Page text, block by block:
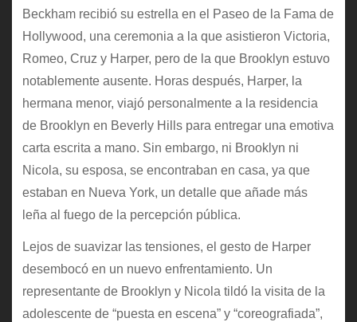
Beckham recibió su estrella en el Paseo de la Fama de
Hollywood, una ceremonia a la que asistieron Victoria,
Romeo, Cruz y Harper, pero de la que Brooklyn estuvo
notablemente ausente. Horas después, Harper, la
hermana menor, viajó personalmente a la residencia
de Brooklyn en Beverly Hills para entregar una emotiva
carta escrita a mano. Sin embargo, ni Brooklyn ni
Nicola, su esposa, se encontraban en casa, ya que
estaban en Nueva York, un detalle que añade más
leña al fuego de la percepción pública.
Lejos de suavizar las tensiones, el gesto de Harper
desembocó en un nuevo enfrentamiento. Un
representante de Brooklyn y Nicola tildó la visita de la
adolescente de “puesta en escena” y “coreografiada”,